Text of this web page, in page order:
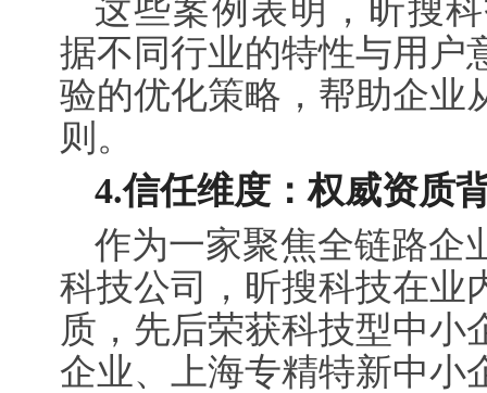
这些案例表明，昕搜
据不同行业的特性与用户
验的优化策略，帮助企业
则。
4.信任维度：权威资质
作为一家聚焦全链路企
科技公司，昕搜科技在业
质，先后荣获科技型中小
企业、上海专精特新中小